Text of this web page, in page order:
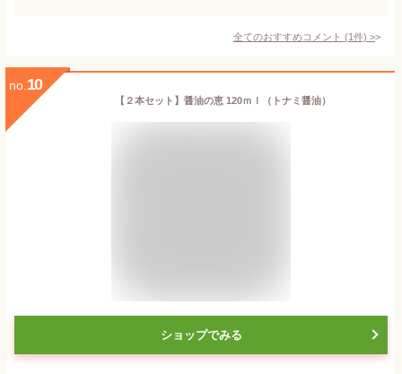
全てのおすすめコメント (1件) >
no. 10
【２本セット】醤油の恵 120ｍｌ（トナミ醤油）
ショップでみる